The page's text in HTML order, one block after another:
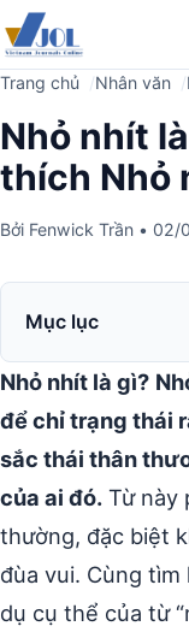
Trang chủ Nhân văn
Nhỏ nhít
thích Nhỏ
Bởi Fenwick Trần • 02/
Mục lục
Nhỏ nhít là gì?
để chỉ trạng thái
sắc thái thân
của ai đó. Từ này
thường, đặc biệt
đùa vui. Cùng
dụ cụ thể của từ